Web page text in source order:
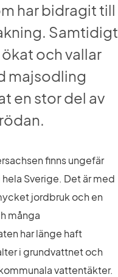
har bidragit till
Samtidigt
och vallar
majsodling
en stor del av
finns ungefär
Sverige. Det är med
jordbruk och en
många
har länge haft
i grundvattnet och
vattentäkter.